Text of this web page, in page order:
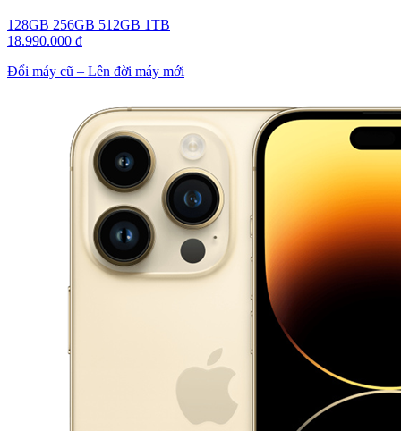
128GB 256GB 512GB 1TB
18.990.000 đ
Đổi máy cũ – Lên đời máy mới